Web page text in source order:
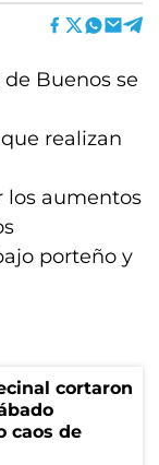
Buenos se
realizan
los aumentos
porteño y
cortaron
caos de